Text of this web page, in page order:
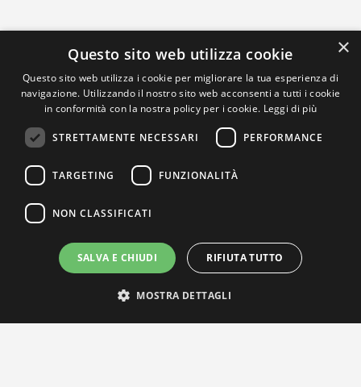
×
Questo sito web utilizza cookie
Questo sito web utilizza i cookie per migliorare la tua esperienza di
navigazione. Utilizzando il nostro sito web acconsenti a tutti i cookie
in conformità con la nostra policy per i cookie. Leggi di più
STRETTAMENTE NECESSARI PERFORMANCE
TARGETING FUNZIONALITÀ
NON CLASSIFICATI
SALVA E CHIUDI RIFIUTA TUTTO
MOSTRA DETTAGLI